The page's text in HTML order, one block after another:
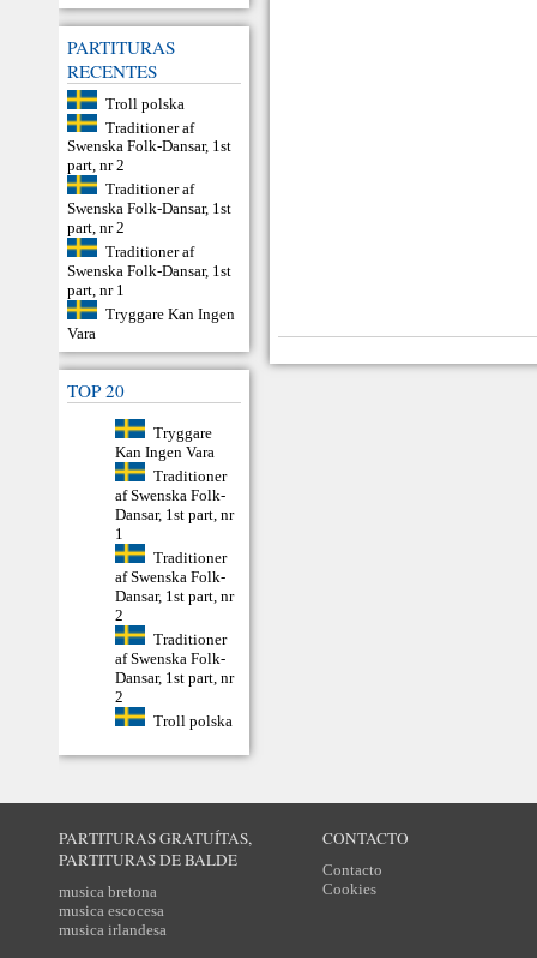
PARTITURAS
RECENTES
Troll polska
Traditioner af
Swenska Folk-Dansar, 1st
part, nr 2
Traditioner af
Swenska Folk-Dansar, 1st
part, nr 2
Traditioner af
Swenska Folk-Dansar, 1st
part, nr 1
Tryggare Kan Ingen
Vara
TOP 20
Tryggare
Kan Ingen Vara
Traditioner
af Swenska Folk-
Dansar, 1st part, nr
1
Traditioner
af Swenska Folk-
Dansar, 1st part, nr
2
Traditioner
af Swenska Folk-
Dansar, 1st part, nr
2
Troll polska
PARTITURAS GRATUÍTAS,
PARTITURAS DE BALDE
musica bretona
musica escocesa
musica irlandesa
CONTACTO
Contacto
Cookies